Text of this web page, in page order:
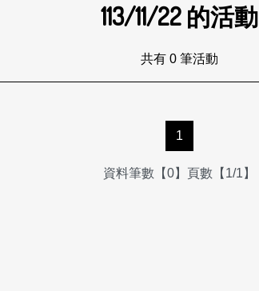
113/11/22 的活動
共有 0 筆活動
1
資料筆數【0】頁數【1/1】